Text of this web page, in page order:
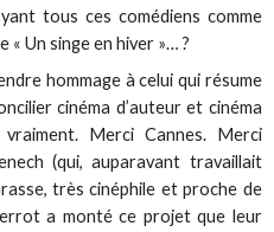
tous ces comédiens comme
« Un singe en hiver »… ?
hommage à celui qui résume
cinéma d’auteur et cinéma
Merci Cannes. Merci
(qui, auparavant travaillait
très cinéphile et proche de
a monté ce projet que leur